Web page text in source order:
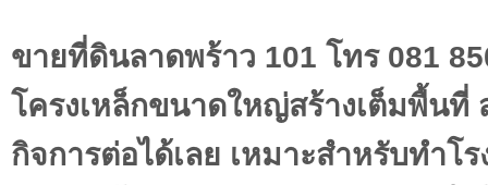
ขายที่ดินลาดพร้าว 101 โทร 081
โครงเหล็กขนาดใหญ่สร้างเต็มพื้นที่
กิจการต่อได้เลย เหมาะสำหรับทำโ